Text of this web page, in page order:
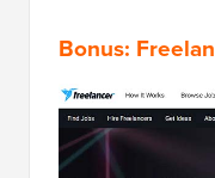
Bonus: